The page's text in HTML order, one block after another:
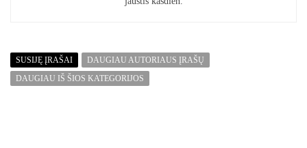
SUSIJĘ ĮRAŠAI
DAUGIAU AUTORIAUS ĮRAŠŲ
DAUGIAU IŠ ŠIOS KATEGORIJOS